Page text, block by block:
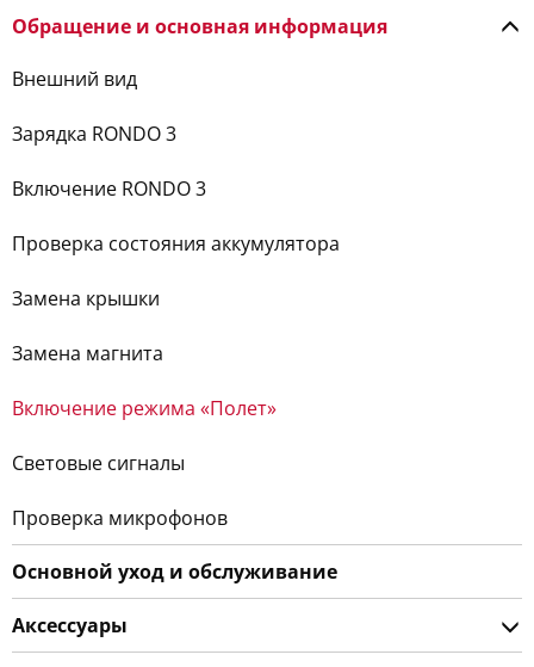
Обращение и основная информация
Внешний вид
Зарядка RONDO 3
Включение RONDO 3
Проверка состояния аккумулятора
Замена крышки
Замена магнита
Включение режима «Полет»
Световые сигналы
Проверка микрофонов
Основной уход и обслуживание
Аксессуары